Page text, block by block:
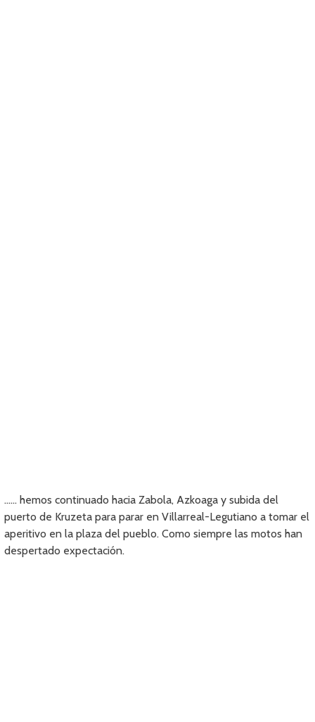
…… hemos continuado hacia Zabola, Azkoaga y subida del
puerto de Kruzeta para parar en Villarreal-Legutiano a tomar el
aperitivo en la plaza del pueblo. Como siempre las motos han
despertado expectación.